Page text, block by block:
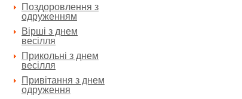
Поздоровлення з
одруженням
Вірші з днем
весілля
Прикольні з днем
весілля
Привітання з днем
одруження